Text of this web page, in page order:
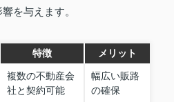
を与えます。
特徴 メリット
複数の不動産会
社と契約可能
幅広い販路
の確保